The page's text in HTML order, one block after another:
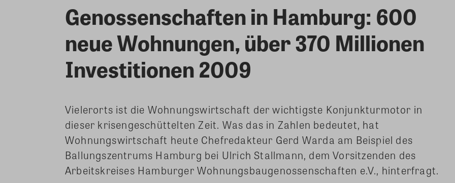
Genossenschaften in Hamburg: 600
neue Wohnungen, über 370 Millionen
Investitionen 2009
Vielerorts ist die Wohnungswirtschaft der wichtigste Konjunkturmotor in
dieser krisengeschüttelten Zeit. Was das in Zahlen bedeutet, hat
Wohnungswirtschaft heute Chefredakteur Gerd Warda am Beispiel des
Ballungszentrums Hamburg bei Ulrich Stallmann, dem Vorsitzenden des
Arbeitskreises Hamburger Wohnungsbaugenossenschaften e.V., hinterfragt.